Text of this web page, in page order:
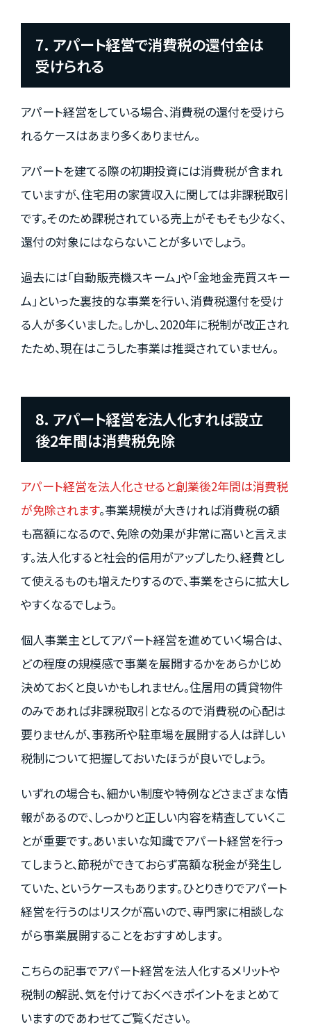
7. アパート経営で消費税の還付金は
受けられる
アパート経営をしている場合、消費税の還付を受けら
れるケースはあまり多くありません。
アパートを建てる際の初期投資には消費税が含まれ
ていますが、住宅用の家賃収入に関しては非課税取引
です。そのため課税されている売上がそもそも少なく、
還付の対象にはならないことが多いでしょう。
過去には「自動販売機スキーム」や「金地金売買スキー
ム」といった裏技的な事業を行い、消費税還付を受け
る人が多くいました。しかし、2020年に税制が改正され
たため、現在はこうした事業は推奨されていません。
8. アパート経営を法人化すれば設立
後2年間は消費税免除
アパート経営を法人化させると創業後2年間は消費税
が免除されます。事業規模が大きければ消費税の額
も高額になるので、免除の効果が非常に高いと言えま
す。法人化すると社会的信用がアップしたり、経費とし
て使えるものも増えたりするので、事業をさらに拡大し
やすくなるでしょう。
個人事業主としてアパート経営を進めていく場合は、
どの程度の規模感で事業を展開するかをあらかじめ
決めておくと良いかもしれません。住居用の賃貸物件
のみであれば非課税取引となるので消費税の心配は
要りませんが、事務所や駐車場を展開する人は詳しい
税制について把握しておいたほうが良いでしょう。
いずれの場合も、細かい制度や特例などさまざまな情
報があるので、しっかりと正しい内容を精査していくこ
とが重要です。あいまいな知識でアパート経営を行っ
てしまうと、節税ができておらず高額な税金が発生し
ていた、というケースもあります。ひとりきりでアパート
経営を行うのはリスクが高いので、専門家に相談しな
がら事業展開することをおすすめします。
こちらの記事でアパート経営を法人化するメリットや
税制の解説、気を付けておくべきポイントをまとめて
いますのであわせてご覧ください。